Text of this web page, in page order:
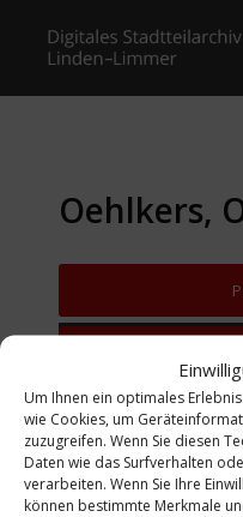
Um Ihnen ein optimales
wie Cookies, um
zuzugreifen. Wenn Sie diesen
Daten wie das Surfverhalten
verarbeiten. Wenn Sie Ihre
können bestimmte Merkmale
Oehlkers,